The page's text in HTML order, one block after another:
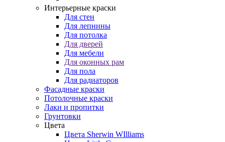
Интерьерные краски
Для стен
Для лепнины
Для потолка
Для дверей
Для мебели
Для оконных рам
Для пола
Для радиаторов
Фасадные краски
Потолочные краски
Лаки и пропитки
Грунтовки
Цвета
Цвета Sherwin WIlliams